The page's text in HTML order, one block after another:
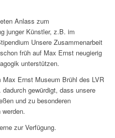
Anlass zum
junger Künstler, z.B. im
Unsere Zusammenarbeit
früh auf Max Ernst neugierig
unterstützen.
Ernst Museum Brühl des LVR
gewürdigt, dass unsere
und zu besonderen
zur Verfügung.